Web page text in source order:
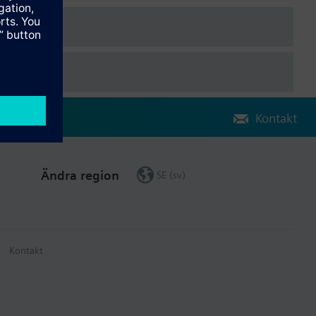
Kontakt
Ändra region SE (sv)
Kontakt